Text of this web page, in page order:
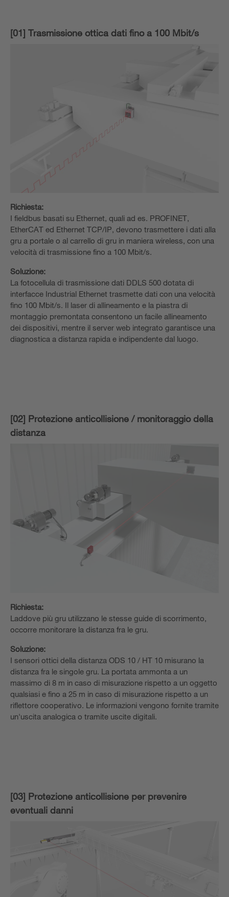
[01] Trasmissione ottica dati fino a 100 Mbit/s
Richiesta:
I fieldbus basati su Ethernet, quali ad es. PROFINET,
EtherCAT ed Ethernet TCP/IP, devono trasmettere i dati alla
gru a portale o al carrello di gru in maniera wireless, con una
velocità di trasmissione fino a 100 Mbit/s.
Soluzione:
La fotocellula di trasmissione dati DDLS 500 dotata di
interfacce Industrial Ethernet trasmette dati con una velocità
fino 100 Mbit/s. Il laser di allineamento e la piastra di
montaggio premontata consentono un facile allineamento
dei dispositivi, mentre il server web integrato garantisce una
diagnostica a distanza rapida e indipendente dal luogo.
[02] Protezione anticollisione / monitoraggio della
distanza
Richiesta:
Laddove più gru utilizzano le stesse guide di scorrimento,
occorre monitorare la distanza fra le gru.
Soluzione:
I sensori ottici della distanza ODS 10 / HT 10 misurano la
distanza fra le singole gru. La portata ammonta a un
massimo di 8 m in caso di misurazione rispetto a un oggetto
qualsiasi e fino a 25 m in caso di misurazione rispetto a un
riflettore cooperativo. Le informazioni vengono fornite tramite
un'uscita analogica o tramite uscite digitali.
[03] Protezione anticollisione per prevenire
eventuali danni